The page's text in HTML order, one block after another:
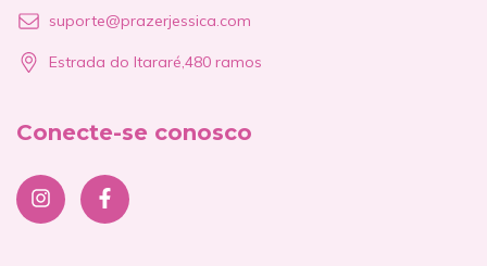
suporte@prazerjessica.com
Estrada do Itararé,480 ramos
Conecte-se conosco